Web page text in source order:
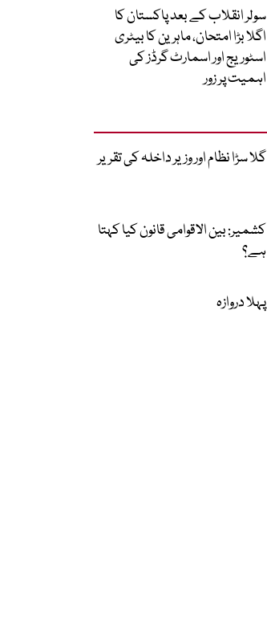
سولر انقلاب کے بعد پاکستان کا
اگلا بڑا امتحان، ماہرین کا بیٹری
اسٹوریج اور اسمارٹ گرڈز کی
اہمیت پر زور
گلا سڑا نظام اور وزیر داخلہ کی تقریر
کشمیر: بین الاقوامی قانون کیا کہتا
ہے؟
پہلا دروازہ